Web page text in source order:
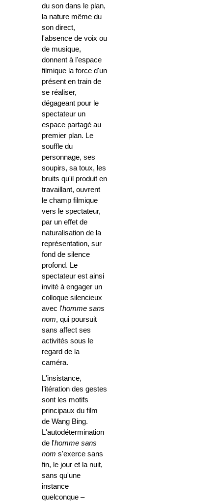
du son dans le plan,
la nature même du
son direct,
l'absence de voix ou
de musique,
donnent à l'espace
filmique la force d'un
présent en train de
se réaliser,
dégageant pour le
spectateur un
espace partagé au
premier plan. Le
souffle du
personnage, ses
soupirs, sa toux, les
bruits qu'il produit en
travaillant, ouvrent
le champ filmique
vers le spectateur,
par un effet de
naturalisation de la
représentation, sur
fond de silence
profond. Le
spectateur est ainsi
invité à engager un
colloque silencieux
avec l'homme sans
nom, qui poursuit
sans affect ses
activités sous le
regard de la
caméra.
L'insistance,
l’itération des gestes
sont les motifs
principaux du film
de Wang Bing.
L'autodétermination
de l'homme sans
nom s'exerce sans
fin, le jour et la nuit,
sans qu'une
instance
quelconque –